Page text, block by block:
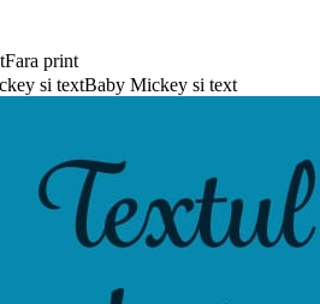
Fara print
Baby Mickey si text